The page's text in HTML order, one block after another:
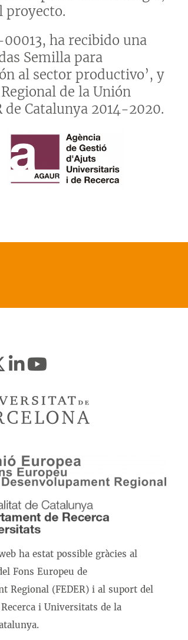
proyecto.
ha recibido una
Semilla para
al sector productivo’, y
de la Unión
Catalunya 2014-2020.
ha estat possible gràcies al
Fons Europeu de
Regional (FEDER) i al suport del
i Universitats de la